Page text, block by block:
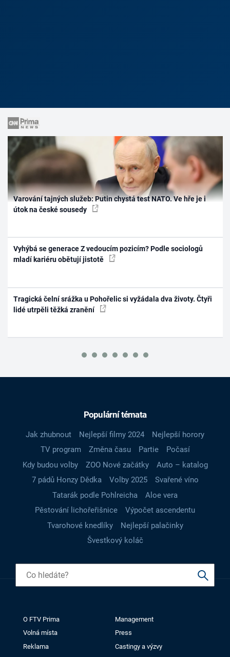
Varování tajných služeb: Putin chystá test NATO. Ve hře je i
útok na české sousedy
Vyhýbá se generace Z vedoucím pozicím? Podle sociologů
mladí kariéru obětují jistotě
Tragická čelní srážka u Pohořelic si vyžádala dva životy. Čtyři
lidé utrpěli těžká zranění
Populární témata
Jak zhubnout Nejlepší filmy 2024
Nejlepší horory
TV program
Změna času Partie
Počasí
Kdy budou volby
ZOO Nové začátky
Auto – katalog
7 pádů Honzy Dědka
Volby 2025
Svařené víno
Tatarák podle Pohlreicha
Aloe vera
Pěstování lichořeřišnice
Výpočet ascendentu
Tvarohové knedlíky
Nejlepší palačinky
Švestkový koláč
O FTV Prima
Management
Volná místa
Press
Reklama
Castingy a výzvy